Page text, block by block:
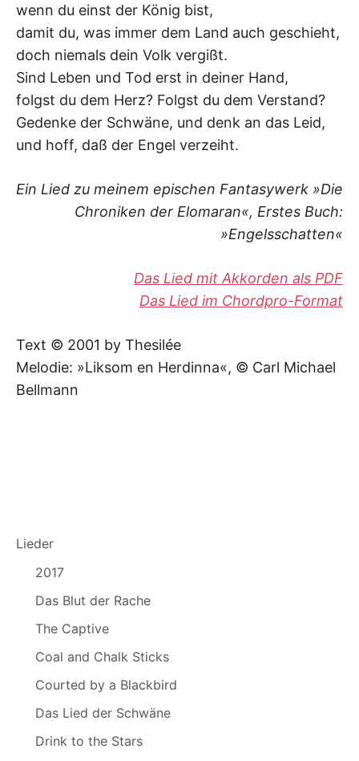
wenn du einst der König bist,
damit du, was immer dem Land auch geschieht,
doch niemals dein Volk vergißt.
Sind Leben und Tod erst in deiner Hand,
folgst du dem Herz? Folgst du dem Verstand?
Gedenke der Schwäne, und denk an das Leid,
und hoff, daß der Engel verzeiht.
Ein Lied zu meinem epischen Fantasywerk »Die
Chroniken der Elomaran«, Erstes Buch:
»Engelsschatten«
Das Lied mit Akkorden als PDF
Das Lied im Chordpro-Format
Text © 2001 by Thesilée
Melodie: »Liksom en Herdinna«, © Carl Michael
Bellmann
Lieder
2017
Das Blut der Rache
The Captive
Coal and Chalk Sticks
Courted by a Blackbird
Das Lied der Schwäne
Drink to the Stars